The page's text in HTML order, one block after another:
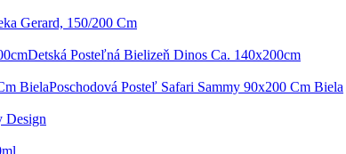
Gerard, 150/200 Cm
Detská Posteľná Bielizeň Dinos Ca. 140x200cm
Poschodová Posteľ Safari Sammy 90x200 Cm Biela
Design